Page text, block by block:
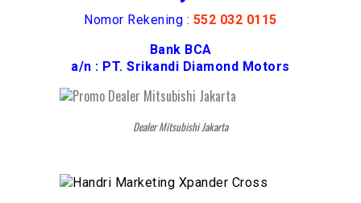
Nomor Rekening : 552 032 0115
Bank BCA
a/n : PT. Srikandi Diamond Motors
Dealer Mitsubishi Jakarta